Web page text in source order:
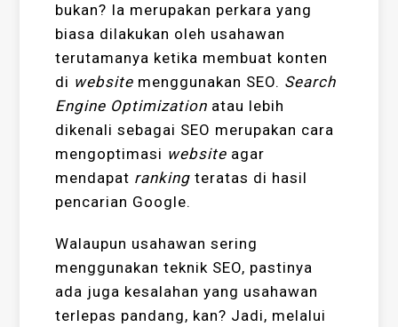
bukan? Ia merupakan perkara yang
biasa dilakukan oleh usahawan
terutamanya ketika membuat konten
di website menggunakan SEO. Search
Engine Optimization atau lebih
dikenali sebagai SEO merupakan cara
mengoptimasi website agar
mendapat rankingteratas di hasil
pencarian Google.
Walaupun usahawan sering
menggunakan teknik SEO, pastinya
ada juga kesalahan yang usahawan
terlepas pandang, kan? Jadi, melalui